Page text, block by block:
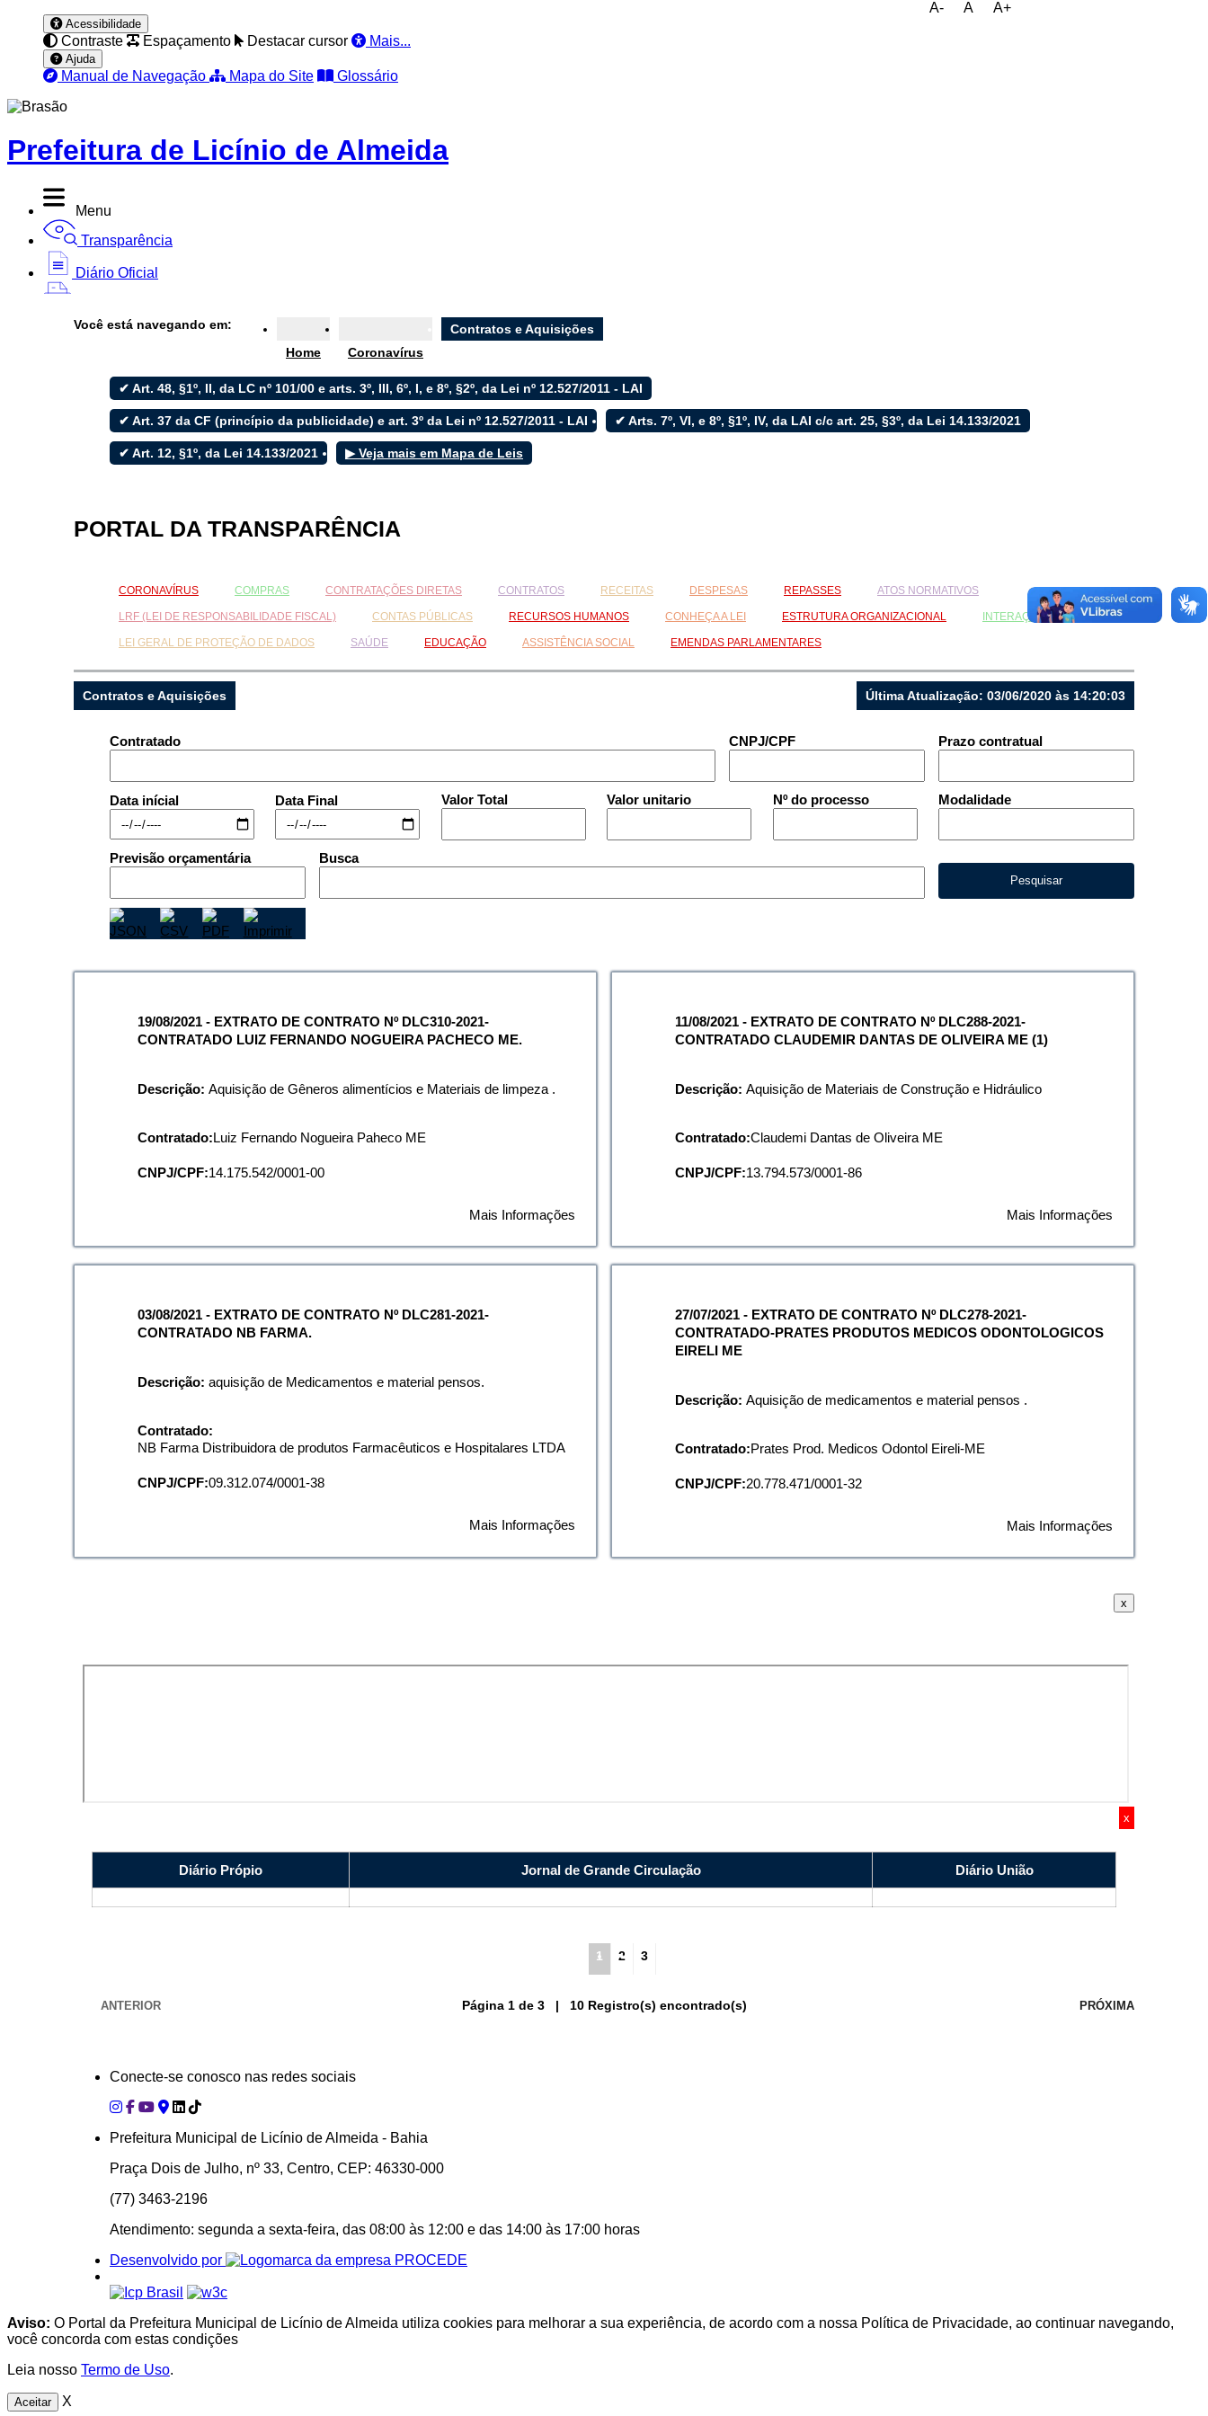
A- A A+
Acessibilidade
Contraste Espaçamento Destacar cursor Mais...
Ajuda
Manual de Navegação Mapa do Site Glossário
Prefeitura de Licínio de Almeida
Menu
Transparência
Diário Oficial
Acesso à Informação
Cidadão
Secretarias
Transparência
Videos
Áudios
Fale conosco
Telefone 1*
Cidade/Estado
Ou seja atendido presencialmente
Segunda a sexta-feira, das 08:00 às 12:00 e das 14:00 às 17:00 horas
Você está navegando em:
Home
Coronavírus
Contratos e Aquisições
✔ Art. 48, §1º, II, da LC nº 101/00 e arts. 3º, III, 6º, I, e 8º, §2º, da Lei nº 12.527/2011 - LAI
✔ Art. 37 da CF (princípio da publicidade) e art. 3º da Lei nº 12.527/2011 - LAI ✔ Arts. 7º, VI, e 8º, §1º, IV, da LAI c/c art. 25, §3º, da Lei 14.133/2021
✔ Art. 12, §1º, da Lei 14.133/2021 ▶ Veja mais em Mapa de Leis
PORTAL DA TRANSPARÊNCIA
CORONAVÍRUS COMPRAS CONTRATAÇÕES DIRETAS CONTRATOS RECEITAS DESPESAS REPASSES ATOS NORMATIVOS
LRF (LEI DE RESPONSABILIDADE FISCAL) CONTAS PÚBLICAS RECURSOS HUMANOS CONHEÇA A LEI ESTRUTURA ORGANIZACIONAL INTERAÇÃO SOCIAL
LEI GERAL DE PROTEÇÃO DE DADOS SAÚDE EDUCAÇÃO ASSISTÊNCIA SOCIAL EMENDAS PARLAMENTARES
Contratos e Aquisições Última Atualização: 03/06/2020 às 14:20:03
Contratado CNPJ/CPF Prazo contratual
Data inícial Data Final Valor Total Valor unitario Nº do processo Modalidade
Previsão orçamentária Busca
Pesquisar
19/08/2021 - EXTRATO DE CONTRATO Nº DLC310-2021-
CONTRATADO LUIZ FERNANDO NOGUEIRA PACHECO ME.
Descrição: Aquisição de Gêneros alimentícios e Materiais de limpeza .
Contratado:Luiz Fernando Nogueira Paheco ME
CNPJ/CPF:14.175.542/0001-00
Mais Informações
11/08/2021 - EXTRATO DE CONTRATO Nº DLC288-2021-
CONTRATADO CLAUDEMIR DANTAS DE OLIVEIRA ME (1)
Descrição: Aquisição de Materiais de Construção e Hidráulico
Contratado:Claudemi Dantas de Oliveira ME
CNPJ/CPF:13.794.573/0001-86
Mais Informações
03/08/2021 - EXTRATO DE CONTRATO Nº DLC281-2021-
CONTRATADO NB FARMA.
Descrição: aquisição de Medicamentos e material pensos.
Contratado:
NB Farma Distribuidora de produtos Farmacêuticos e Hospitalares LTDA
CNPJ/CPF:09.312.074/0001-38
Mais Informações
27/07/2021 - EXTRATO DE CONTRATO Nº DLC278-2021-
CONTRATADO-PRATES PRODUTOS MEDICOS ODONTOLOGICOS
EIRELI ME
Descrição: Aquisição de medicamentos e material pensos .
Contratado:Prates Prod. Medicos Odontol Eireli-ME
CNPJ/CPF:20.778.471/0001-32
Mais Informações
x
x
Diário Própio Jornal de Grande Circulação Diário União
1 2 3
ANTERIOR Página 1 de 3 | 10 Registro(s) encontrado(s) PRÓXIMA
Conecte-se conosco nas redes sociais
Prefeitura Municipal de Licínio de Almeida - Bahia
Praça Dois de Julho, nº 33, Centro, CEP: 46330-000
(77) 3463-2196
Atendimento: segunda a sexta-feira, das 08:00 às 12:00 e das 14:00 às 17:00 horas
Desenvolvido por
Aviso: O Portal da Prefeitura Municipal de Licínio de Almeida utiliza cookies para melhorar a sua experiência, de acordo com a nossa Política de Privacidade, ao continuar navegando,
você concorda com estas condições
Leia nosso Termo de Uso.
Aceitar X